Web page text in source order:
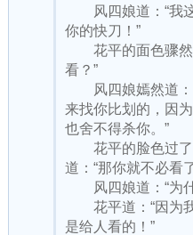
风四娘道：“我这
你的快刀！”
花平的面色骤然
看？”
风四娘嫣然道：“
来找你比划的，因
也舍不得杀你。”
花平的脸色过了
道：“那你就不必看
风四娘道：“为
花平道：“因为我
是给人看的！”